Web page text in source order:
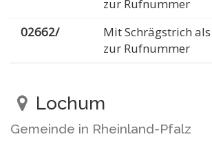
zur Rufnummer
02662/
Mit Schrägstrich
zur Rufnummer
Lochum
Gemeinde in Rheinland-Pfalz